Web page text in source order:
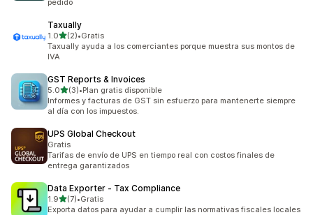
pedido
Taxually
1.0de 5 estrellas
(2)
2 reseñas en total
•Gratis
Taxually ayuda a los comerciantes porque muestra sus montos de
IVA
GST Reports & Invoices
5.0de 5 estrellas
(3)
3 reseñas en total
•Plan gratis disponible
Informes y facturas de GST sin esfuerzo para mantenerte siempre
al día con los impuestos.
UPS Global Checkout
Gratis
Tarifas de envío de UPS en tiempo real con costos finales de
entrega garantizados
Data Exporter ‑ Tax Compliance
1.9de 5 estrellas
(7)
7 reseñas en total
•Gratis
Exporta datos para ayudar a cumplir las normativas fiscales locales